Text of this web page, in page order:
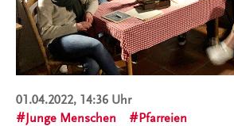
01.04.2022, 14:36 Uhr
Junge Menschen
Pfarreien